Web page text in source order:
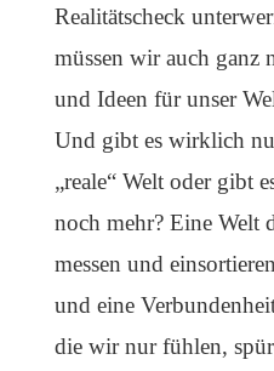
Realitätscheck
müssen wir auch ganz
und Ideen für unser
Und gibt es wirklich
„reale“ Welt oder gibt
noch mehr? Eine Welt
messen und
und eine
die wir nur fühlen,